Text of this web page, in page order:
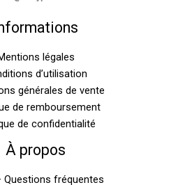
légales
d’utilisation
générales de vente
de remboursement
de confidentialité
À propos
Questions fréquentes